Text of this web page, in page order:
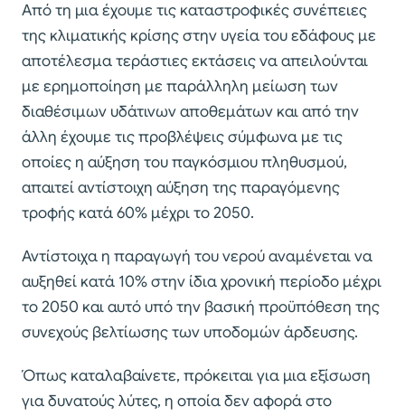
Από τη μια έχουμε τις καταστροφικές συνέπειες
της κλιματικής κρίσης στην υγεία του εδάφους με
αποτέλεσμα τεράστιες εκτάσεις να απειλούνται
με ερημοποίηση με παράλληλη μείωση των
διαθέσιμων υδάτινων αποθεμάτων και από την
άλλη έχουμε τις προβλέψεις σύμφωνα με τις
οποίες η αύξηση του παγκόσμιου πληθυσμού,
απαιτεί αντίστοιχη αύξηση της παραγόμενης
τροφής κατά 60% μέχρι το 2050.
Αντίστοιχα η παραγωγή του νερού αναμένεται να
αυξηθεί κατά 10% στην ίδια χρονική περίοδο μέχρι
το 2050 και αυτό υπό την βασική προϋπόθεση της
συνεχούς βελτίωσης των υποδομών άρδευσης.
Όπως καταλαβαίνετε, πρόκειται για μια εξίσωση
για δυνατούς λύτες, η οποία δεν αφορά στο